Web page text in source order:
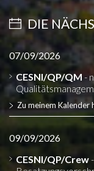
DIE
07/09/2026
CESNI/QP/QM -
Zu meinem Kalender
09/09/2026
CESNI/QP/Crew